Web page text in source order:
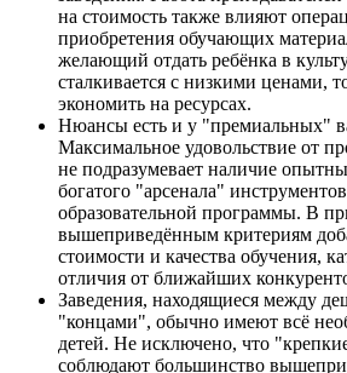
на стоимость также влияют
приобретения обучающих
желающий отдать ребёнка в
сталкивается с низкими ценами,
экономить на ресурсах.
Нюансы есть и у "премиальных"
Максимальное удовольствие от
не подразумевает наличие
богатого "арсенала"
образовательной программы. В
вышеприведённым критериям
стоимости и качества обучения,
отличия от ближайших
Заведения, находящиеся между
"концами", обычно имеют всё
детей. Не исключено, что
соблюдают большинство